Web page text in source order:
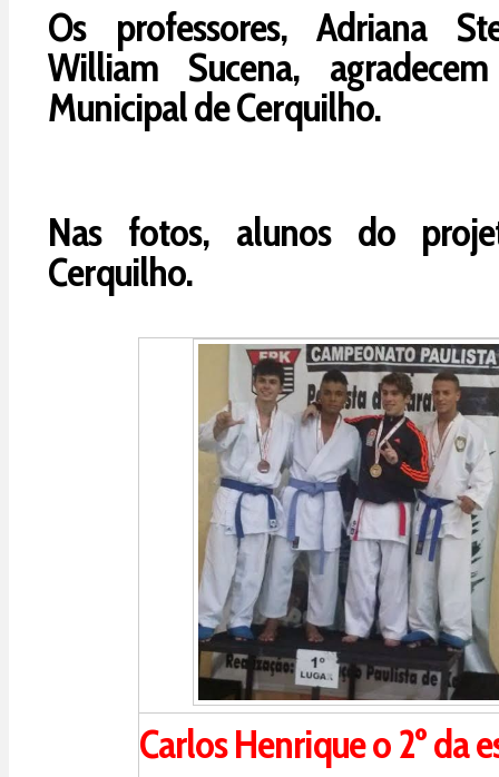
Os professores, Adriana
William Sucena,
Municipal de Cerquilho.
Nas fotos, alunos do
Cerquilho.
Carlos Henrique o 2º da